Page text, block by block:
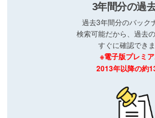
3年間分の過
過去3年間分のバック
検索可能だから、過去
すぐに確認できま
※電子版プレミ
2013年以降の約